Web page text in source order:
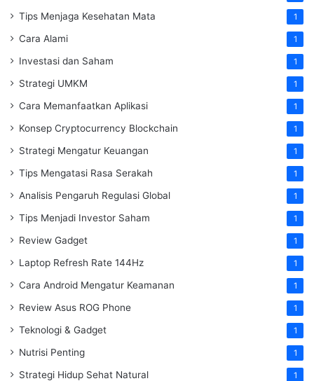
Tips Menjaga Kesehatan Mata 1
Cara Alami 1
Investasi dan Saham 1
Strategi UMKM 1
Cara Memanfaatkan Aplikasi 1
Konsep Cryptocurrency Blockchain 1
Strategi Mengatur Keuangan 1
Tips Mengatasi Rasa Serakah 1
Analisis Pengaruh Regulasi Global 1
Tips Menjadi Investor Saham 1
Review Gadget 1
Laptop Refresh Rate 144Hz 1
Cara Android Mengatur Keamanan 1
Review Asus ROG Phone 1
Teknologi & Gadget 1
Nutrisi Penting 1
Strategi Hidup Sehat Natural 1